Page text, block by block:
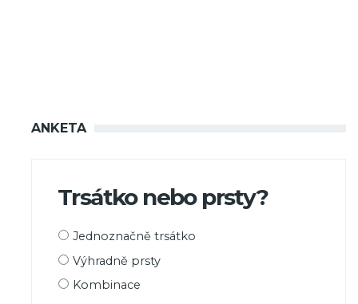
ANKETA
Trsátko nebo prsty?
Možnosti
Jednoznačně trsátko
Výhradně prsty
Kombinace